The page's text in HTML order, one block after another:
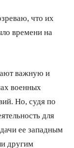
что их
времени на
важную и
военных
Но, судя по
для
ее западным
другим